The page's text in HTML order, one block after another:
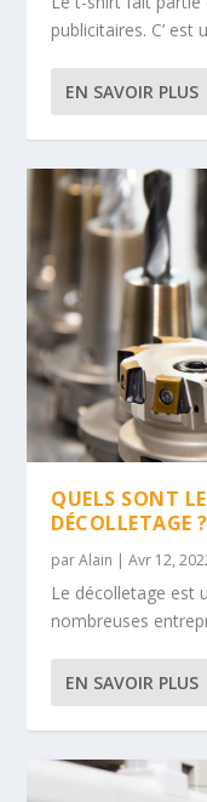
publicitaires. C’ est
EN SAVOIR PLUS
QUELS SONT
DÉCOLLETAGE ?
parAlain |Avr 12,
Le décolletage est
nombreuses
EN SAVOIR PLUS